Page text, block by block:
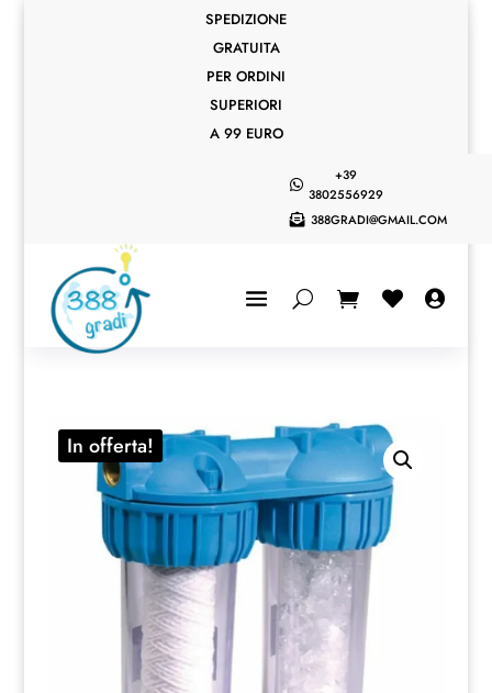
SPEDIZIONE
GRATUITA
PER ORDINI
SUPERIORI
A 99 EURO

+39
3802556929
 388GRADI@GMAIL.COM
 
In offerta!